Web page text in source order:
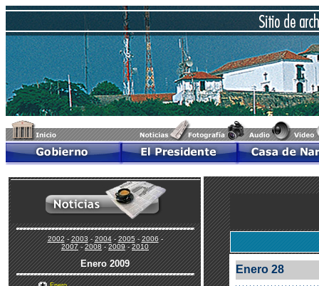
2002-2003-2004-2005-2006-
2007-2008-2009-2010
Enero2009 Enero 28